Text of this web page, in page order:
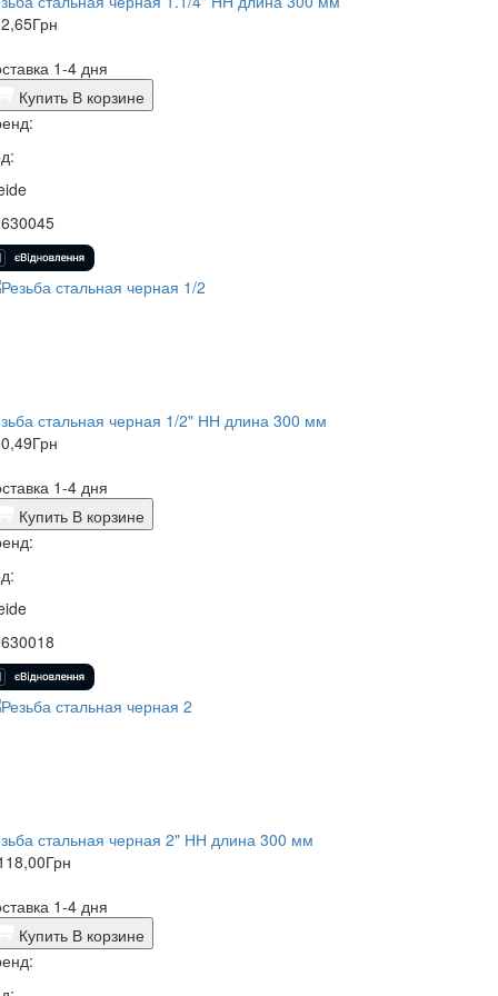
Грн
1-4 дня
Купить В корзине
стальная черная 1/2" НН длина 300 мм
Грн
1-4 дня
Купить В корзине
стальная черная 2" НН длина 300 мм
Грн
1-4 дня
Купить В корзине